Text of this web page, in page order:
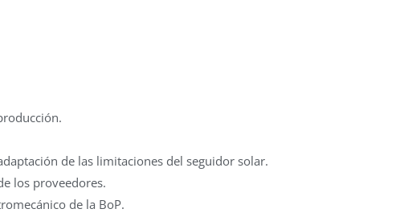
de las limitaciones del seguidor solar.
los proveedores.
de la BoP.